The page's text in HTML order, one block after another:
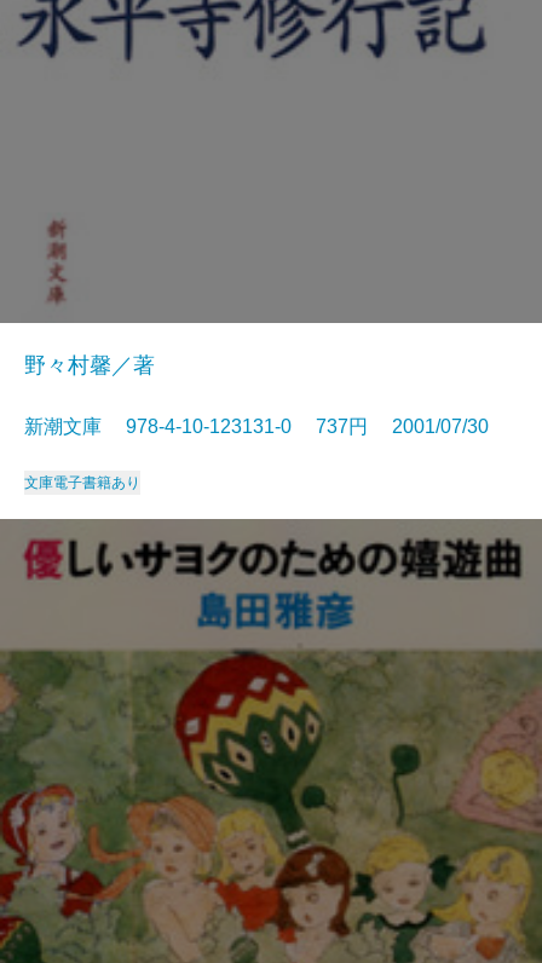
野々村馨／著
新潮文庫 978-4-10-123131-0 737円 2001/07/30
文庫電子書籍あり